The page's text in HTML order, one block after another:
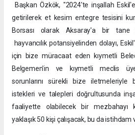
Başkan Özkök, "2024'te inşallah
getirilerek et kesim entegre tesisini
Borsası olarak Aksaray'a bir tane
hayvancılık potansiyelinden dolayı,
için bize müracaat eden kıymetli
Belgemen'in ve kıymetli meclis
sorunlarını sürekli bize iletmeleriyle
istekleri ve talepleri doğrultusunda
faaliyette olabilecek bir mezbahayı
yaklaşık 50 kişi çalışacak, bu da istihdam